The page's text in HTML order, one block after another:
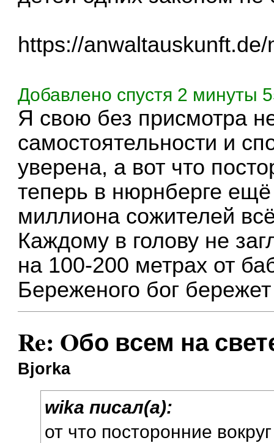
https://
Добавлено спустя 2 минуты
Я свою без присмотра
самостоятельности и
уверена, а вот что
теперь в нюрнберге
миллиона сожителей
Каждому в голову не
на 100-200 метрах от
Береженого бог бережет
Re: Oбо всем на
Bjorka
wika писал(а):
от что посторонние